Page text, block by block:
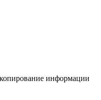
информации